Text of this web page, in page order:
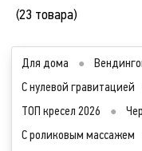
(23 товара)
Для дома ●
С нулевой гравитацией
ТОП кресел 2026
●
С роликовым массажем